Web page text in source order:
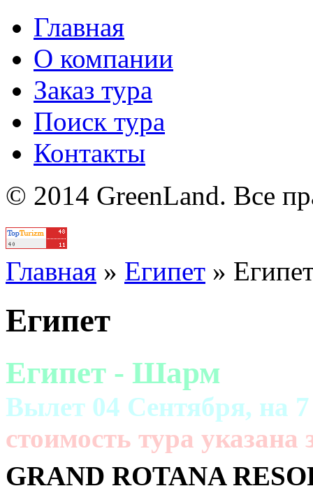
Главная
О компании
Заказ тура
Поиск тура
Контакты
© 2014 GreenLand. Все
Главная » Египет »
Египет
Египет - Шарм
Вылет 04 Сентября, на
cтоимость тура указана
GRAND ROTANA